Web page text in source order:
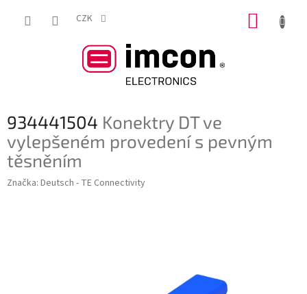
CZK
934441504 Konektry DT ve
vylepšeném provedení s pevným
těsněním
Značka: Deutsch - TE Connectivity